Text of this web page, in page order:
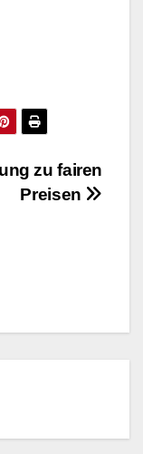
zu fairen
Preisen